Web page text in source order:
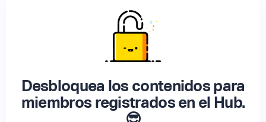
Desbloquea los contenidos para
miembros registrados en el Hub.